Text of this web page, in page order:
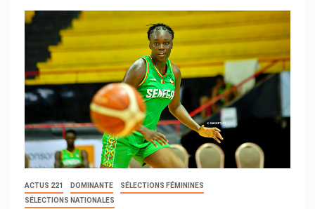
ACTUS 221 DOMINANTE
SÉLECTIONS FÉMININES
SÉLECTIONS NATIONALES